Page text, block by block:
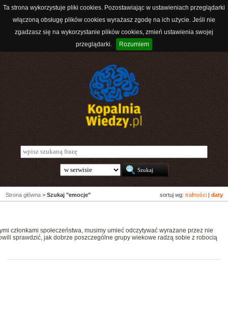
Ta strona wykorzystuje pliki cookies. Pozostawiając w ustawieniach przeglądarki
włączoną obsługę plików cookies wyrażasz zgodę na ich użycie. Jeśli nie
zgadzasz się na wykorzystanie plików cookies, zmień ustawienia swojej
przeglądarki.
Rozumiem
sortuj wg: trafności daty
Strona główna > Szukaj "emocje"
członkami społeczeństwa, musimy umieć odczytywać wyrażane przez nie
sprawdzić, jak dobrze poszczególne grupy wiekowe radzą sobie z robocią